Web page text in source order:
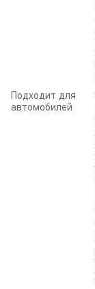
Подходит для
автомобилей